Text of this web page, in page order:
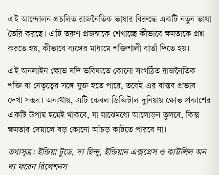
এই আন্দোলন প্রচলিত রাজনৈতিক ভাষার বিরুদ্ধে একটি নতুন ভাষা
তৈরি করছে। এটি তরুণ প্রজন্মকে শেখাচ্ছে কীভাবে ক্ষমতাকে প্রশ্ন
করতে হয়, কীভাবে ব্যঙ্গের মাধ্যমে শক্তিশালী বার্তা দিতে হয়।
এই অনলাইন ক্ষোভ যদি ভবিষ্যতে কোনো সংগঠিত রাজনৈতিক
শক্তি বা নেতৃত্বের সঙ্গে যুক্ত হতে পারে, তবেই এর বাস্তব প্রভাব
দেখা সম্ভব। অন্যথায়, এটি কেবল ডিজিটাল দুনিয়ায় ক্ষোভ প্রকাশের
একটি উপায় হয়েই থাকবে, যা মাঝেমধ্যে আলোড়ন তুলবে, কিন্তু
ক্ষমতার দেয়ালে বড় কোনো আঁচড় কাটতে পারবে না।
তথ্যসূত্র: ইন্ডিয়া টুডে, দ্য হিন্দু, ইন্ডিয়ান এক্সপ্রেস ও কাউন্সিল অন
দ্য ফরেন রিলেশনস